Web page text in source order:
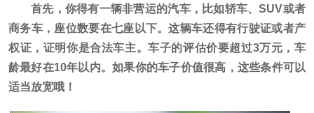
首先，你得有一辆非营运的汽车，比如轿车、SUV或者
商务车，座位数要在七座以下。这辆车还得有行驶证或者产
权证，证明你是合法车主。车子的评估价要超过3万元，车
龄最好在10年以内。如果你的车子价值很高，这些条件可以
适当放宽哦！